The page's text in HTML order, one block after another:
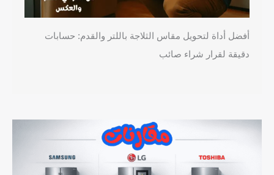
أفضل أداة لتحويل مقاس الثلاجة باللتر والقدم: حسابات
دقيقة لقرار شراء صائب